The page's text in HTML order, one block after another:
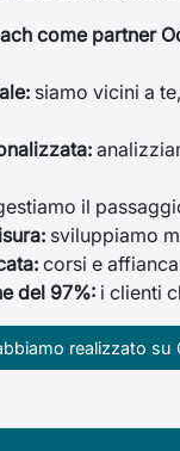
come partner
siamo vicini a
il
sviluppiamo
corsi e
del 97%: i clienti
realizzato su